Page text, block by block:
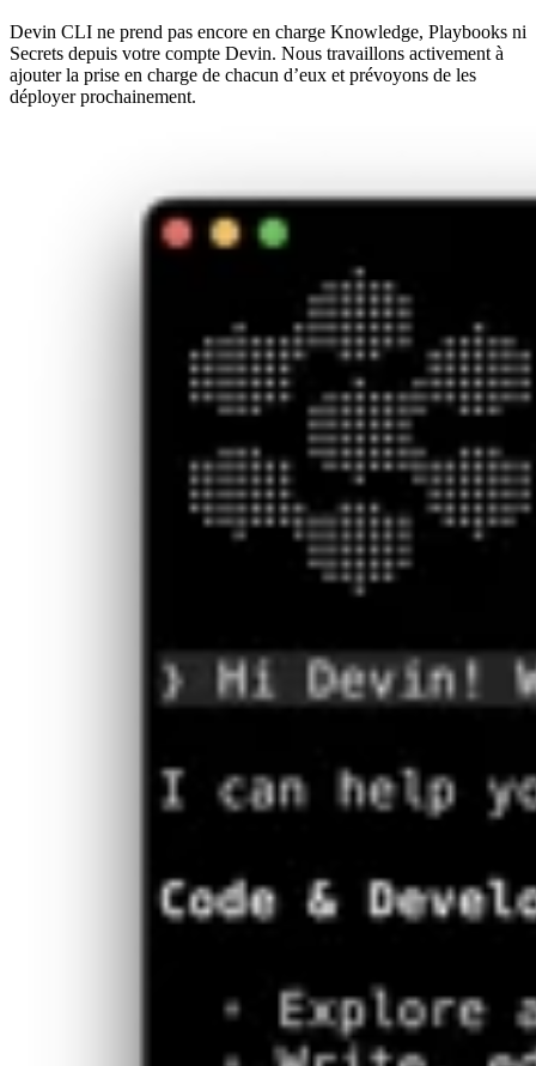
Devin CLI ne prend pas encore en charge Knowledge, Playbooks ni
Secrets depuis votre compte Devin. Nous travaillons activement à
ajouter la prise en charge de chacun d’eux et prévoyons de les
déployer prochainement.